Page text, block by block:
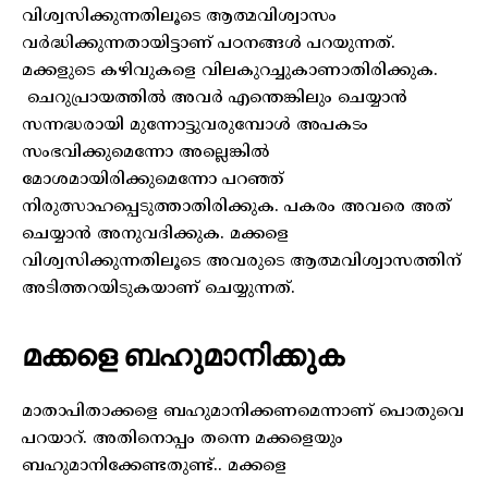
വിശ്വസിക്കുന്നതിലൂടെ ആത്മവിശ്വാസം
വർദ്ധിക്കുന്നതായിട്ടാണ് പഠനങ്ങൾ പറയുന്നത്.
മക്കളുടെ കഴിവുകളെ വിലകുറച്ചുകാണാതിരിക്കുക.
ചെറുപ്രായത്തിൽ അവർ എന്തെങ്കിലും ചെയ്യാൻ
സന്നദ്ധരായി മുന്നോട്ടുവരുമ്പോൾ അപകടം
സംഭവിക്കുമെന്നോ അല്ലെങ്കിൽ
മോശമായിരിക്കുമെന്നോ പറഞ്ഞ്
നിരുത്സാഹപ്പെടുത്താതിരിക്കുക. പകരം അവരെ അത്
ചെയ്യാൻ അനുവദിക്കുക. മക്കളെ
വിശ്വസിക്കുന്നതിലൂടെ അവരുടെ ആത്മവിശ്വാസത്തിന്
അടിത്തറയിടുകയാണ് ചെയ്യുന്നത്.
മക്കളെ ബഹുമാനിക്കുക
മാതാപിതാക്കളെ ബഹുമാനിക്കണമെന്നാണ് പൊതുവെ
പറയാറ്. അതിനൊപ്പം തന്നെ മക്കളെയും
ബഹുമാനിക്കേണ്ടതുണ്ട്.. മക്കളെ